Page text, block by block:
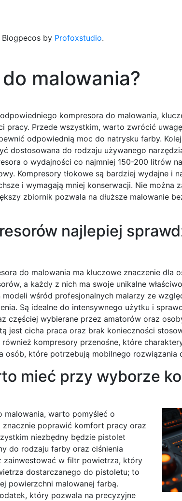
Blogpecos by Profoxstudio.
malowania?
kompresora do malowania,
pracy. Przede wszystkim, warto zwrócić
odpowiednią moc do natrysku farby.
dostosowana do rodzaju używanego
o wydajności co najmniej 150-200 litrów
Kompresory tłokowe są bardziej wydajne i
i wymagają mniej konserwacji. Nie można
zbiornik pozwala na dłuższe malowanie
najlepiej
do malowania ma kluczowe znaczenie dla
a każdy z nich ma swoje unikalne
wśród profesjonalnych malarzy ze
Są idealne do intensywnego użytku i
częściej wybierane przez amatorów oraz
jest cicha praca oraz brak konieczności
kompresory przenośne, które
osób, które potrzebują mobilnego
mieć przy wyborze
malowania, warto pomyśleć o
poprawić komfort pracy oraz
niezbędny będzie pistolet
do rodzaju farby oraz ciśnienia
zainwestować w filtr powietrza, który
dostarczanego do pistoletu; to
powierzchni malowanej farbą.
który pozwala na precyzyjne